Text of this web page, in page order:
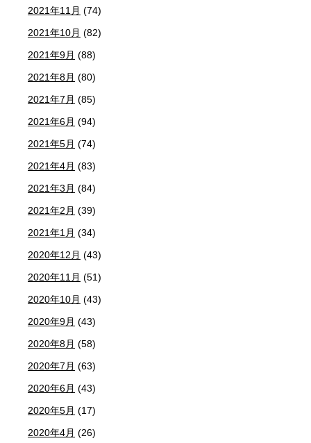
2021年11月 (74)
2021年10月 (82)
2021年9月 (88)
2021年8月 (80)
2021年7月 (85)
2021年6月 (94)
2021年5月 (74)
2021年4月 (83)
2021年3月 (84)
2021年2月 (39)
2021年1月 (34)
2020年12月 (43)
2020年11月 (51)
2020年10月 (43)
2020年9月 (43)
2020年8月 (58)
2020年7月 (63)
2020年6月 (43)
2020年5月 (17)
2020年4月 (26)